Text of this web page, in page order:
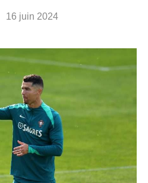
16 juin 2024